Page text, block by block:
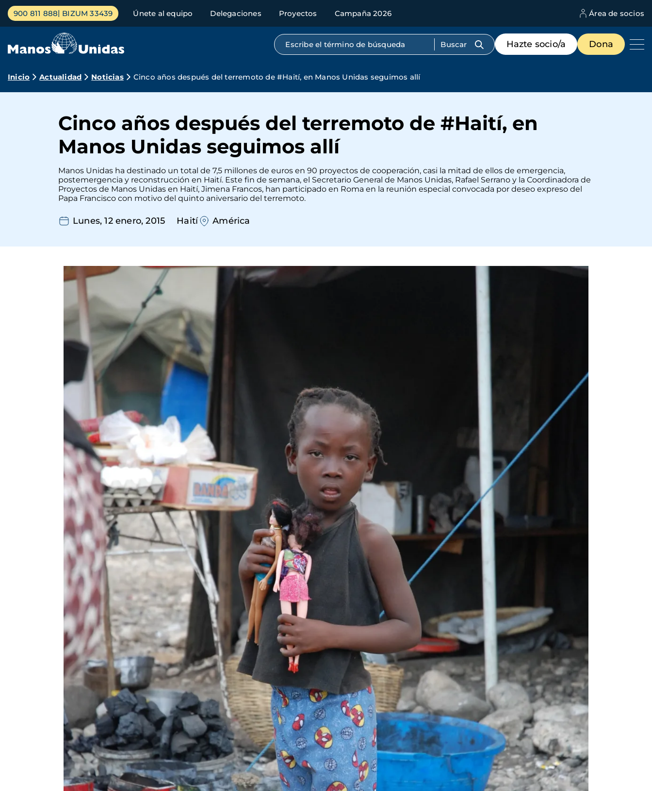
Pasar
contenido
Menú
principal
900 811 888 BIZUM 33439 Únete al equipo Delegaciones Proyectos Campaña 2026 Área de socios
Búsqueda por texto completo
Menú
de
destacados
Hazte socio/a Dona
Ruta
navegación
Inicio Actualidad Noticias Cinco años después del terremoto de #Haití, en Manos Unidas seguimos allí
Cinco años después del terremoto de #Haití, en
Manos Unidas seguimos allí
Manos Unidas ha destinado un total de 7,5 millones de euros en 90 proyectos de cooperación, casi la mitad de ellos de emergencia,
postemergencia y reconstrucción en Haití. Este fin de semana, el Secretario General de Manos Unidas, Rafael Serrano y la Coordinadora de
Proyectos de Manos Unidas en Haití, Jimena Francos, han participado en Roma en la reunión especial convocada por deseo expreso del
Papa Francisco con motivo del quinto aniversario del terremoto.
Lunes, 12 enero, 2015 Haití América